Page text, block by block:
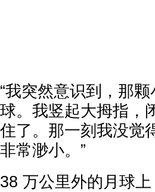
“我突然意识到，那
球。我竖起大拇指，
住了。那一刻我没觉
非常渺小。”
38 万公里外的月球